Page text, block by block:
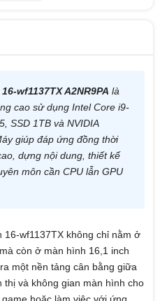
wf1137TX A2NR9PA là
cao sử dụng Intel Core i9-
SSD 1TB và NVIDIA
giúp đáp ứng đồng thời
dựng nội dung, thiết kế
môn cần CPU lẫn GPU
wf1137TX không chỉ nằm ở
còn ở màn hình 16,1 inch
một nền tảng cân bằng giữa
và không gian màn hình cho